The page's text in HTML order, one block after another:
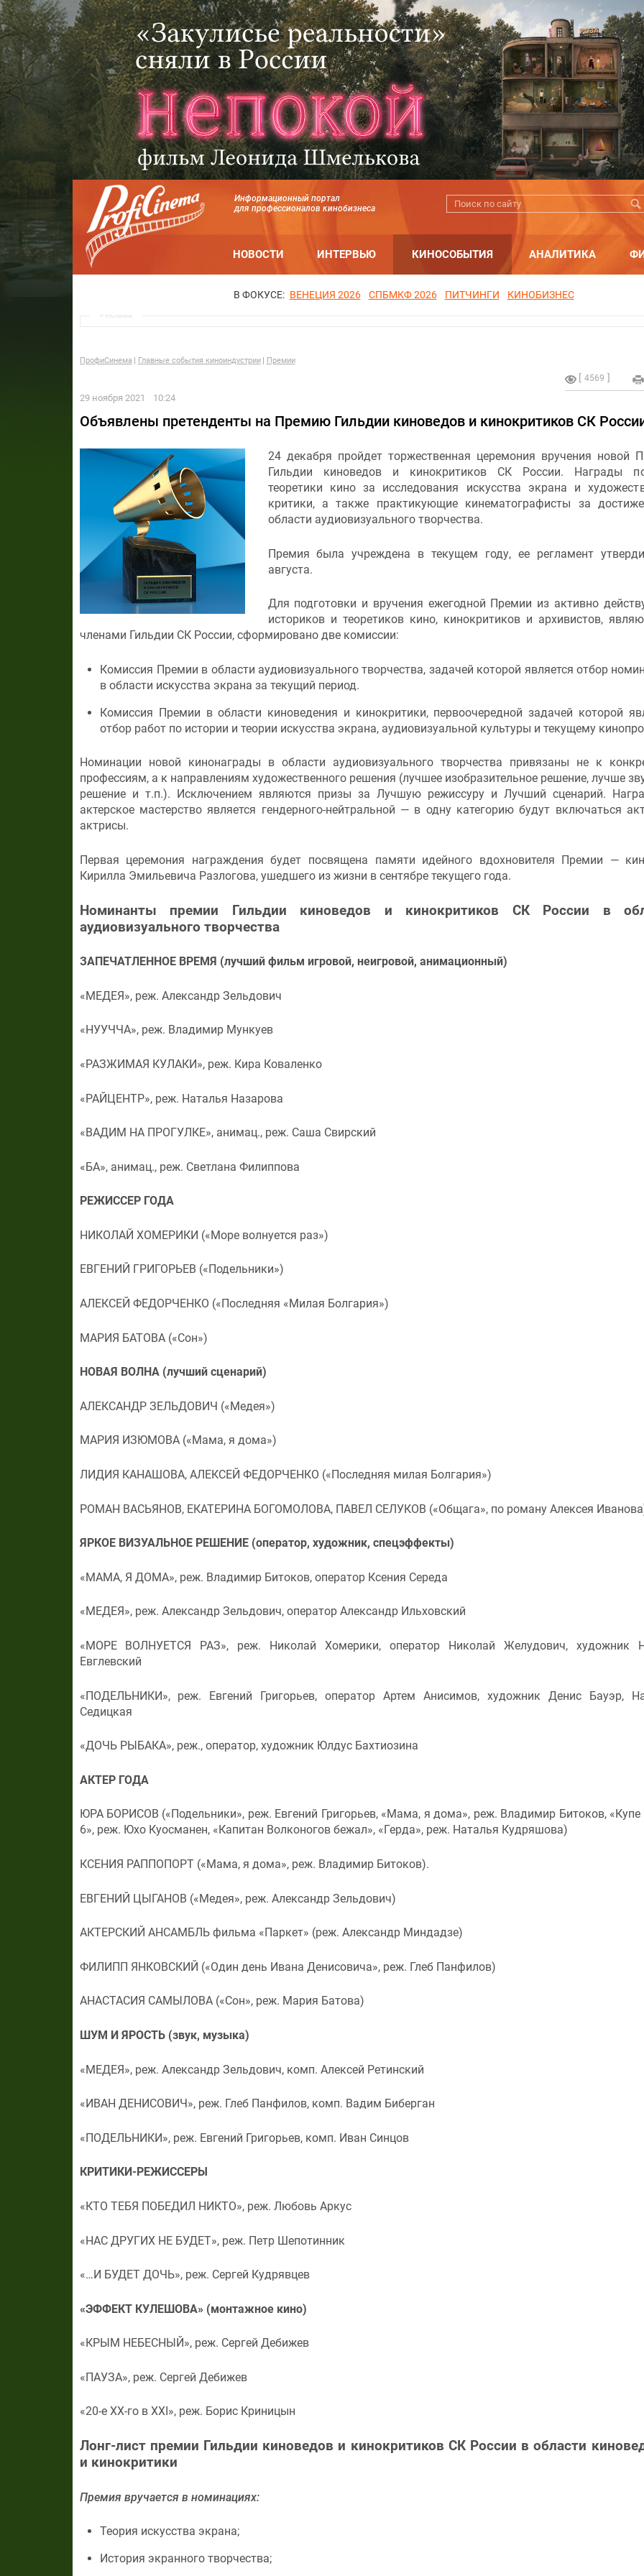
Информационный портал
для профессионалов кинобизнеса
НОВОСТИ ИНТЕРВЬЮ КИНОСОБЫТИЯ АНАЛИТИКА
В ФОКУСЕ: ВЕНЕЦИЯ 2026 СПБМКФ 2026 ПИТЧИНГИ КИНОБИЗНЕС
Реклама
ПрофиСинема Главные события киноиндустрии Премии
4569
29 ноября 2021 10:24
Объявлены претенденты на Премию Гильдии киноведов и кинокритиков СК
24 декабря пройдет торжественная церемония вручения новой
Гильдии киноведов и кинокритиков СК России. Награды
теоретики кино за исследования искусства экрана и
критики, а также практикующие кинематографисты за
области аудиовизуального творчества.
Премия была учреждена в текущем году, ее регламент
августа.
Для подготовки и вручения ежегодной Премии из активно
историков и теоретиков кино, кинокритиков и архивистов,
членами Гильдии СК России, сформировано две комиссии:
Комиссия Премии в области аудиовизуального творчества, задачей которой является отбор
в области искусства экрана за текущий период.
Комиссия Премии в области киноведения и кинокритики, первоочередной задачей которой
отбор работ по истории и теории искусства экрана, аудиовизуальной культуры и текущему
Номинации новой кинонаграды в области аудиовизуального творчества привязаны не к
профессиям, а к направлениям художественного решения (лучшее изобразительное решение, лучше
решение и т.п.). Исключением являются призы за Лучшую режиссуру и Лучший сценарий.
актерское мастерство является гендерного-нейтральной — в одну категорию будут включаться
актрисы.
Первая церемония награждения будет посвящена памяти идейного вдохновителя Премии —
Кирилла Эмильевича Разлогова, ушедшего из жизни в сентябре текущего года.
Номинанты премии Гильдии киноведов и кинокритиков СК России в
аудиовизуального творчества
ЗАПЕЧАТЛЕННОЕ ВРЕМЯ (лучший фильм игровой, неигровой, анимационный)
«МЕДЕЯ», реж. Александр Зельдович
«НУУЧЧА», реж. Владимир Мункуев
«РАЗЖИМАЯ КУЛАКИ», реж. Кира Коваленко
«РАЙЦЕНТР», реж. Наталья Назарова
«ВАДИМ НА ПРОГУЛКЕ», анимац., реж. Саша Свирский
«БА», анимац., реж. Светлана Филиппова
РЕЖИССЕР ГОДА
НИКОЛАЙ ХОМЕРИКИ («Море волнуется раз»)
ЕВГЕНИЙ ГРИГОРЬЕВ («Подельники»)
АЛЕКСЕЙ ФЕДОРЧЕНКО («Последняя «Милая Болгария»)
МАРИЯ БАТОВА («Сон»)
НОВАЯ ВОЛНА (лучший сценарий)
АЛЕКСАНДР ЗЕЛЬДОВИЧ («Медея»)
МАРИЯ ИЗЮМОВА («Мама, я дома»)
ЛИДИЯ КАНАШОВА, АЛЕКСЕЙ ФЕДОРЧЕНКО («Последняя милая Болгария»)
РОМАН ВАСЬЯНОВ, ЕКАТЕРИНА БОГОМОЛОВА, ПАВЕЛ СЕЛУКОВ («Общага», по роману Алексея
ЯРКОЕ ВИЗУАЛЬНОЕ РЕШЕНИЕ (оператор, художник, спецэффекты)
«МАМА, Я ДОМА», реж. Владимир Битоков, оператор Ксения Середа
«МЕДЕЯ», реж. Александр Зельдович, оператор Александр Ильховский
«МОРЕ ВОЛНУЕТСЯ РАЗ», реж. Николай Хомерики, оператор Николай Желудович, художник
Евглевский
«ПОДЕЛЬНИКИ», реж. Евгений Григорьев, оператор Артем Анисимов, художник Денис Бауэр,
Седицкая
«ДОЧЬ РЫБАКА», реж., оператор, художник Юлдус Бахтиозина
АКТЕР ГОДА
ЮРА БОРИСОВ («Подельники», реж. Евгений Григорьев, «Мама, я дома», реж. Владимир Битоков,
6», реж. Юхо Куосманен, «Капитан Волконогов бежал», «Герда», реж. Наталья Кудряшова)
КСЕНИЯ РАППОПОРТ («Мама, я дома», реж. Владимир Битоков).
ЕВГЕНИЙ ЦЫГАНОВ («Медея», реж. Александр Зельдович)
АКТЕРСКИЙ АНСАМБЛЬ фильма «Паркет» (реж. Александр Миндадзе)
ФИЛИПП ЯНКОВСКИЙ («Один день Ивана Денисовича», реж. Глеб Панфилов)
АНАСТАСИЯ САМЫЛОВА («Сон», реж. Мария Батова)
ШУМ И ЯРОСТЬ (звук, музыка)
«МЕДЕЯ», реж. Александр Зельдович, комп. Алексей Ретинский
«ИВАН ДЕНИСОВИЧ», реж. Глеб Панфилов, комп. Вадим Биберган
«ПОДЕЛЬНИКИ», реж. Евгений Григорьев, комп. Иван Синцов
КРИТИКИ-РЕЖИССЕРЫ
«КТО ТЕБЯ ПОБЕДИЛ НИКТО», реж. Любовь Аркус
«НАС ДРУГИХ НЕ БУДЕТ», реж. Петр Шепотинник
«…И БУДЕТ ДОЧЬ», реж. Сергей Кудрявцев
«ЭФФЕКТ КУЛЕШОВА» (монтажное кино)
«КРЫМ НЕБЕСНЫЙ», реж. Сергей Дебижев
«ПАУЗА», реж. Сергей Дебижев
«20-е ХХ-го в XXI», реж. Борис Криницын
Лонг-лист премии Гильдии киноведов и кинокритиков СК России в области
и кинокритики
Премия вручается в номинациях:
Теория искусства экрана;
История экранного творчества;